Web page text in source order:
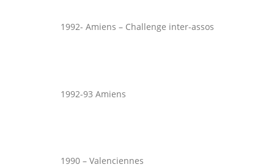
1992- Amiens – Challenge inter-assos
1992-93 Amiens
1990 – Valenciennes